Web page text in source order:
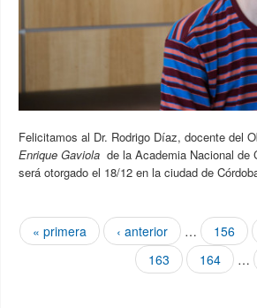
Felicitamos al Dr. Rodrigo Díaz, docente del
Enrique Gaviola de la Academia Nacional
será otorgado el 18/12 en la ciudad de
Páginas
« primera ‹ anterior … 156
163
164 …